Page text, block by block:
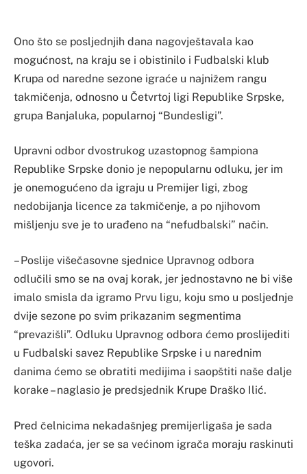
Ono što se posljednjih dana nagovještavala kao
mogućnost, na kraju se i obistinilo i Fudbalski klub
Krupa od naredne sezone igraće u najnižem rangu
takmičenja, odnosno u Četvrtoj ligi Republike Srpske,
grupa Banjaluka, popularnoj “Bundesligi”.
Upravni odbor dvostrukog uzastopnog šampiona
Republike Srpske donio je nepopularnu odluku, jer im
je onemogućeno da igraju u Premijer ligi, zbog
nedobijanja licence za takmičenje, a po njihovom
mišljenju sve je to urađeno na “nefudbalski” način.
– Poslije višečasovne sjednice Upravnog odbora
odlučili smo se na ovaj korak, jer jednostavno ne bi više
imalo smisla da igramo Prvu ligu, koju smo u posljednje
dvije sezone po svim prikazanim segmentima
“prevazišli”. Odluku Upravnog odbora ćemo proslijediti
u Fudbalski savez Republike Srpske i u narednim
danima ćemo se obratiti medijima i saopštiti naše dalje
korake – naglasio je predsjednik Krupe Draško Ilić.
Pred čelnicima nekadašnjeg premijerligaša je sada
teška zadaća, jer se sa većinom igrača moraju raskinuti
ugovori.